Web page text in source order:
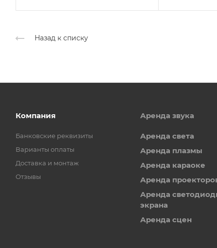
Назад к списку
Компания
Банковские реквизиты
Варианты оплаты
Доставка и монтаж
Отзывы
Аренда звука
Аренда света
Аренда плазмы
Аренда караоке
Аренда
Аренда
экрана
Аренда сцен